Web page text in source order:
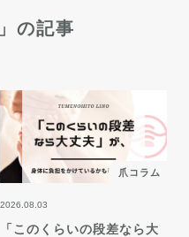
の記事
爪コラム
2026.08.03
「このくらいの段差なら大